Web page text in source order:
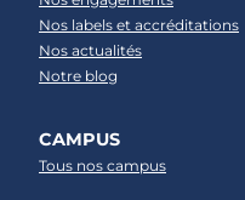
Nos labels et accréditations
Nos actualités
Notre blog
CAMPUS
Tous nos campus